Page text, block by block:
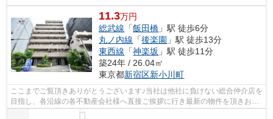
11.3万円
総武線 「飯田橋 」駅 徒歩6分
丸ノ内線 「後楽園 」駅 徒歩13分
東西線 「神楽坂 」駅 徒歩11分
築24年 / 26.04㎡
東京都新宿区新小川町
ここまでご覧頂きありがとうございます♪当社は他社に負けない総合仲介店を
目指し、各沿線の各不動産会社様へ直接ご挨拶に行き最新の物件を頂きお客
様へ提供しております！最新の情報は...